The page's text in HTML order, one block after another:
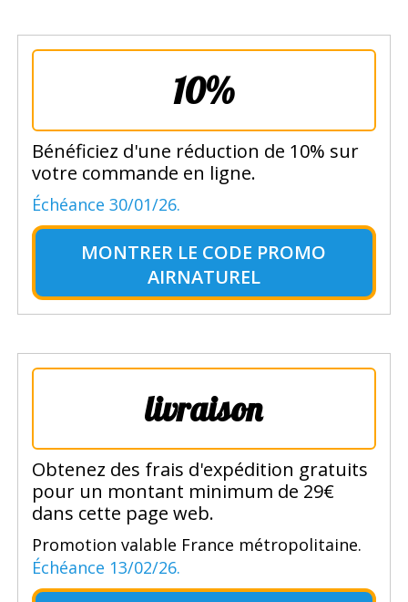
10%
Bénéficiez d'une réduction de 10% sur
votre commande en ligne.
Échéance 30/01/26.
MONTRER LE CODE PROMO
AIRNATUREL
livraison
Obtenez des frais d'expédition gratuits
pour un montant minimum de 29€
dans cette page web.
Promotion valable France métropolitaine.
Échéance 13/02/26.